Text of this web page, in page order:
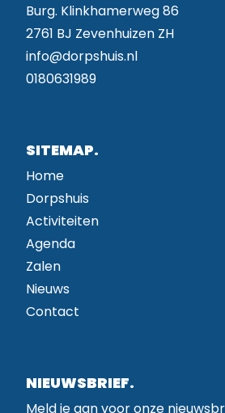
Burg. Klinkhamerweg 86
2761 BJ Zevenhuizen ZH
info@dorpshuis.nl
0180631989
SITEMAP.
Home
Dorpshuis
Activiteiten
Agenda
Zalen
Nieuws
Contact
NIEUWSBRIEF.
Meld je aan voor onze